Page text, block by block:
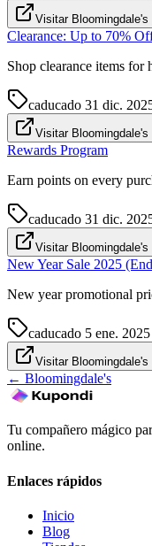
Visitar Bloomingdale's
Clearance: Up to 70%
Shop clearance items for
caducado 31 dic.
Visitar Bloomingdale's
Rewards Program
Earn points on every
caducado 31 dic.
Visitar Bloomingdale's
New Year Sale 2025
New year promotional
caducado 5 ene. 2025
Visitar Bloomingdale's
← Bloomingdale's
Tu compañero mágico
online.
Enlaces rápidos
Inicio
Blog